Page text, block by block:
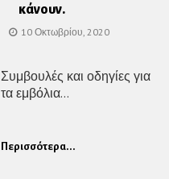
κάνουν.
10 Οκτωβρίου, 2020
Συμβουλές και οδηγίες για
τα εμβόλια...
Περισσότερα...